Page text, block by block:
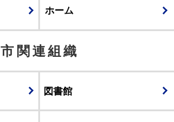
ホーム
市関連組織
図書館